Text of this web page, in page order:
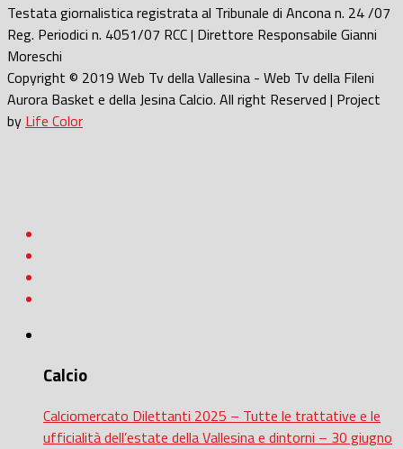
Testata giornalistica registrata al Tribunale di Ancona n. 24 /07
Reg. Periodici n. 4051/07 RCC | Direttore Responsabile Gianni
Moreschi
Copyright © 2019 Web Tv della Vallesina - Web Tv della Fileni
Aurora Basket e della Jesina Calcio. All right Reserved | Project
by Life Color
Calcio
Calciomercato Dilettanti 2025 – Tutte le trattative e le
ufficialità dell’estate della Vallesina e dintorni – 30 giugno